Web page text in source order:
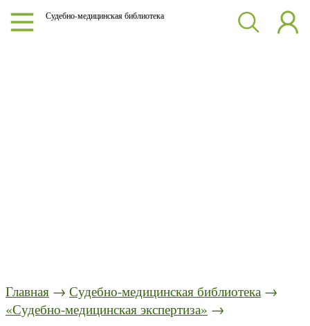
Судебно-медицинская библиотека
Главная → Судебно-медицинская библиотека →
«Судебно-медицинская экспертиза» →